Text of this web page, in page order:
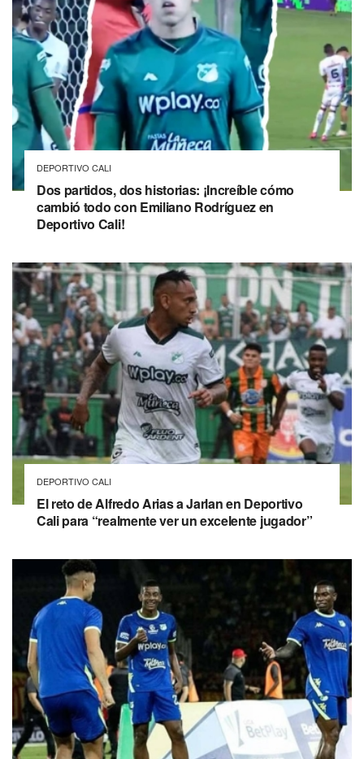
DEPORTIVO CALI
Dos partidos, dos historias: ¡Increíble cómo
cambió todo con Emiliano Rodríguez en
Deportivo Cali!
DEPORTIVO CALI
El reto de Alfredo Arias a Jarlan en Deportivo
Cali para “realmente ver un excelente jugador”